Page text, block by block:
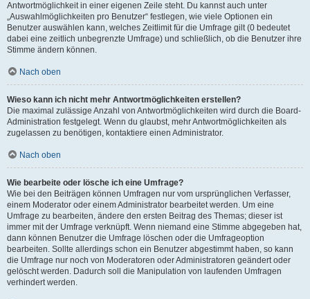
Antwortmöglichkeit in einer eigenen Zeile steht. Du kannst auch unter
„Auswahlmöglichkeiten pro Benutzer“ festlegen, wie viele Optionen ein
Benutzer auswählen kann, welches Zeitlimit für die Umfrage gilt (0 bedeutet
dabei eine zeitlich unbegrenzte Umfrage) und schließlich, ob die Benutzer ihre
Stimme ändern können.
Nach oben
Wieso kann ich nicht mehr Antwortmöglichkeiten erstellen?
Die maximal zulässige Anzahl von Antwortmöglichkeiten wird durch die Board-
Administration festgelegt. Wenn du glaubst, mehr Antwortmöglichkeiten als
zugelassen zu benötigen, kontaktiere einen Administrator.
Nach oben
Wie bearbeite oder lösche ich eine Umfrage?
Wie bei den Beiträgen können Umfragen nur vom ursprünglichen Verfasser,
einem Moderator oder einem Administrator bearbeitet werden. Um eine
Umfrage zu bearbeiten, ändere den ersten Beitrag des Themas; dieser ist
immer mit der Umfrage verknüpft. Wenn niemand eine Stimme abgegeben hat,
dann können Benutzer die Umfrage löschen oder die Umfrageoption
bearbeiten. Sollte allerdings schon ein Benutzer abgestimmt haben, so kann
die Umfrage nur noch von Moderatoren oder Administratoren geändert oder
gelöscht werden. Dadurch soll die Manipulation von laufenden Umfragen
verhindert werden.